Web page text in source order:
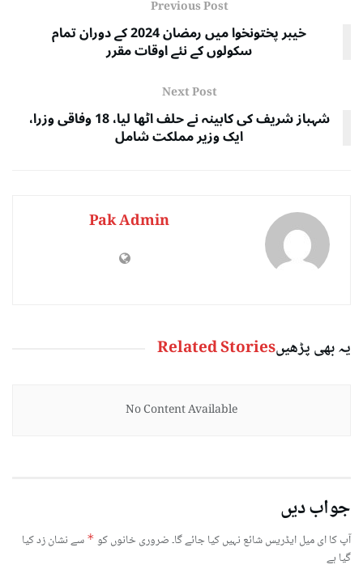
Previous Post
خیبر پختونخوا میں رمضان 2024 کے دوران تمام
سکولوں کے نئے اوقات مقرر
Next Post
شہباز شریف کی کابینہ نے حلف اٹھا لیا، 18 وفاقی وزرا،
ایک وزیر مملکت شامل
Pak Admin
یہ بھی پڑھیںRelated Stories
No Content Available
جواب دیں
آپ کا ای میل ایڈریس شائع نہیں کیا جائے گا۔ضروری خانوں کو * سے نشان زد کیا
گیا ہے